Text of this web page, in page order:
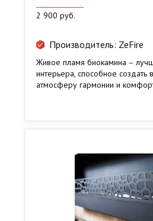
2 900 руб.
Производитель: ZeFire
Живое пламя биокамина –
интерьера, способное
атмосферу гармонии и